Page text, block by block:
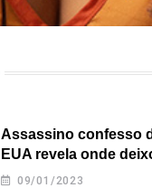
Assassino confesso
EUA revela onde
09/01/2023